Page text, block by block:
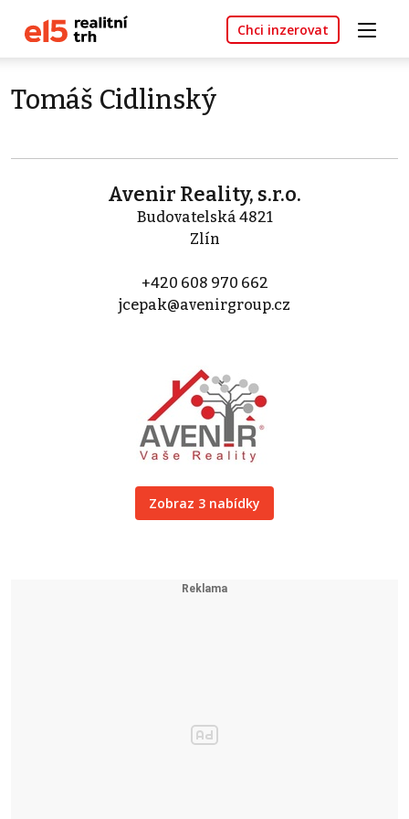
Chci inzerovat
Tomáš Cidlinský
Avenir Reality, s.r.o.
Budovatelská 4821
Zlín
+420 608 970 662
jcepak@avenirgroup.cz
Zobraz 3 nabídky